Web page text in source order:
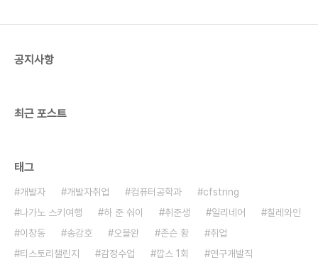
공지사항
최근 포스트
태그
개발자 개발자취업 컴퓨터공학과
cfstring
나가노 스키여행
하 준 숴이 취준생 일리네어
칠레와인
이창동
송강호 오블완 존슨 황
취업
티스토리챌린지
감정수업 깝스 1회
연구개발직